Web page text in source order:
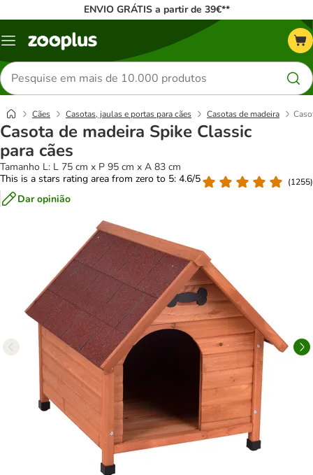
ENVIO GRÁTIS a partir de 39€**
Menu
Pesquisar
produtos
Cães Casotas, jaulas e portas para cães Casotas de madeira
Casota de madeira Spike Classic
para cães
Tamanho L: L 75 cm x P 95 cm x A 83 cm
This is a stars rating area from zero to 5: 4.6/5
(1255)
Dar opinião